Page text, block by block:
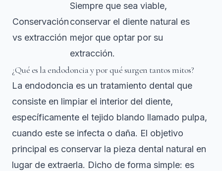
Conservación
vs extracción
Siempre que sea viable,
conservar el diente natural es
mejor que optar por su
extracción.
¿Qué es la endodoncia y por qué surgen tantos mitos?
La endodoncia es un tratamiento dental que
consiste en limpiar el interior del diente,
específicamente el tejido blando llamado pulpa,
cuando este se infecta o daña. El objetivo
principal es conservar la pieza dental natural en
lugar de extraerla. Dicho de forma simple: es